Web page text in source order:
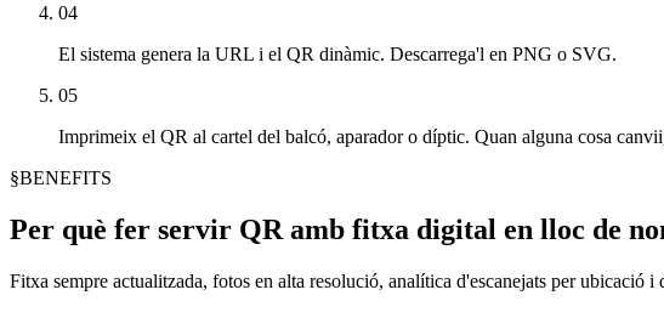
04
El sistema genera la URL i el QR dinàmic. Descarrega'l en PNG o SVG.
05
Imprimeix el QR al cartel del balcó, aparador o díptic. Quan alguna cosa
§BENEFITS
Per què fer servir QR amb fitxa digital en lloc de
Fitxa sempre actualitzada, fotos en alta resolució, analítica d'escanejats per ubicació